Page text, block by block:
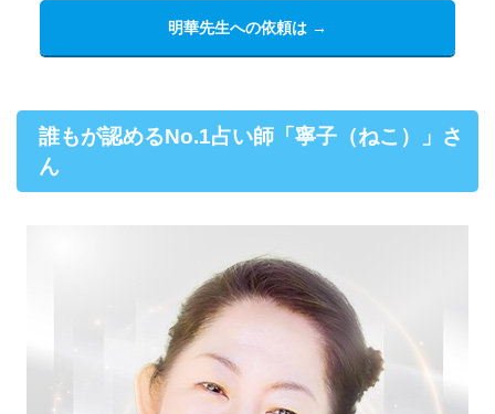
明華先生への依頼は →
誰もが認めるNo.1占い師「寧子（ねこ）」さ
ん